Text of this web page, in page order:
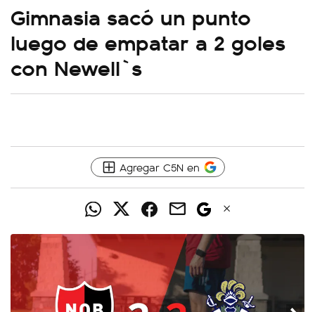
Gimnasia sacó un punto
luego de empatar a 2 goles
con Newell`s
Agregar C5N en